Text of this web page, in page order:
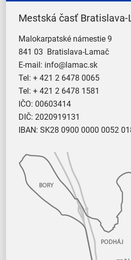
Mestská časť Bratislava-
Malokarpatské námestie 9
841 03 Bratislava-Lamač
E-mail: info@lamac.sk
Tel: + 421 2 6478 0065
Tel: + 421 2 6478 1581
IČO: 00603414
DIČ: 2020919131
IBAN: SK28 0900 0000 0052